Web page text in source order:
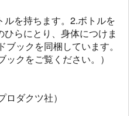
を持ちます。2.ボトルを
らにとり、身体につけま
ックを同梱しています。
クをご覧ください。）
ダクツ社）